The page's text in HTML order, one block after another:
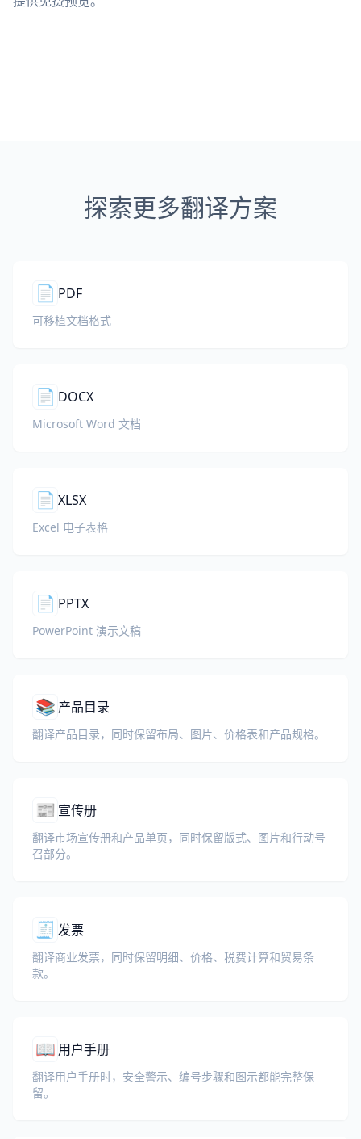
探索更多翻译方案
📄 PDF
可移植文档格式
📄 DOCX
Microsoft Word 文档
📄 XLSX
Excel 电子表格
📄 PPTX
PowerPoint 演示文稿
📚 产品目录
翻译产品目录，同时保留布局、图片、价格表和产品规格。
📰 宣传册
翻译市场宣传册和产品单页，同时保留版式、图片和行动号
召部分。
🧾 发票
翻译商业发票，同时保留明细、价格、税费计算和贸易条
款。
📖 用户手册
翻译用户手册时，安全警示、编号步骤和图示都能完整保
留。